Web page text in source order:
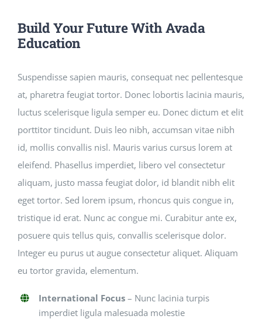
Build Your Future With Avada
Education
Suspendisse sapien mauris, consequat nec pellentesque
at, pharetra feugiat tortor. Donec lobortis lacinia mauris,
luctus scelerisque ligula semper eu. Donec dictum et elit
porttitor tincidunt. Duis leo nibh, accumsan vitae nibh
id, mollis convallis nisl. Mauris varius cursus lorem at
eleifend. Phasellus imperdiet, libero vel consectetur
aliquam, justo massa feugiat dolor, id blandit nibh elit
eget tortor. Sed lorem ipsum, rhoncus quis congue in,
tristique id erat. Nunc ac congue mi. Curabitur ante ex,
posuere quis tellus quis, convallis scelerisque dolor.
Integer eu purus ut augue consectetur aliquet. Aliquam
eu tortor gravida, elementum.
International Focus– Nunc lacinia turpis
imperdiet ligula malesuada molestie